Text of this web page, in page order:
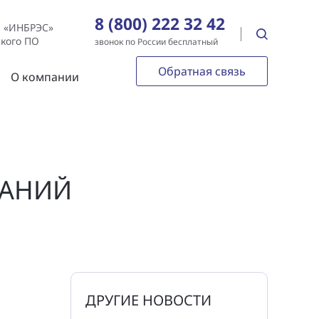
«ИНБРЭС»
ПО
8 (800) 222 32 42
звонок по России бесплатный
О компании Обратная связь
ДРУГИЕ НОВОСТИ